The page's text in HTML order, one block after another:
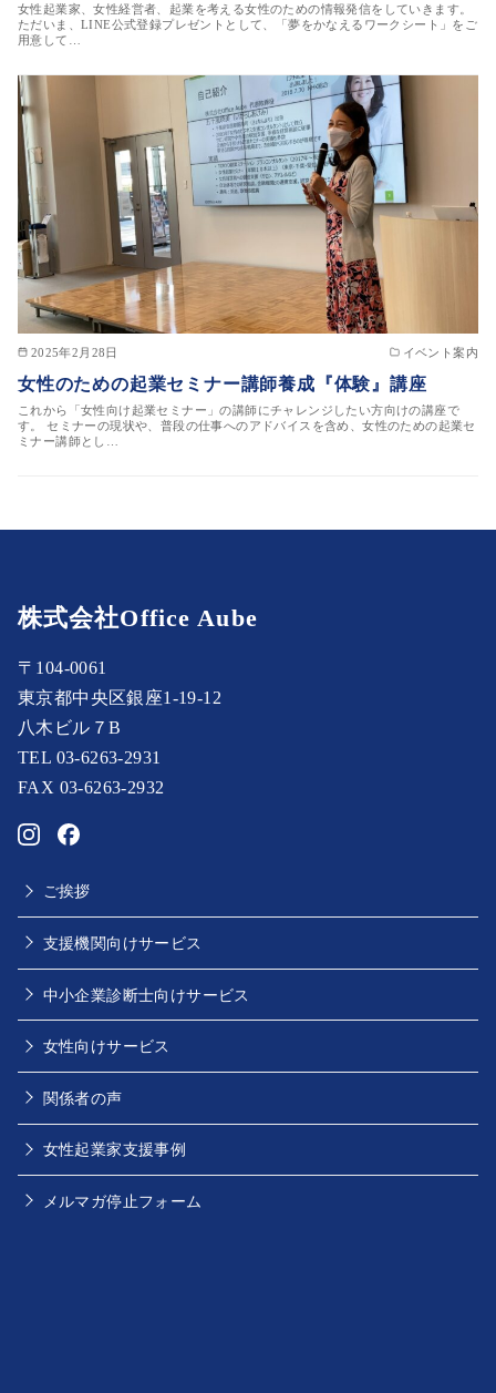
女性起業家、女性経営者、起業を考える女性のための情報発信をしていきます。
ただいま、LINE公式登録プレゼントとして、「夢をかなえるワークシート」をご
用意して…
2025年2月28日 イベント案内
女性のための起業セミナー講師養成『体験』講座
これから「女性向け起業セミナー」の講師にチャレンジしたい方向けの講座で
す。 セミナーの現状や、普段の仕事へのアドバイスを含め、女性のための起業セ
ミナー講師とし…
株式会社Office Aube
〒104-0061
東京都中央区銀座1-19-12
八木ビル７B
TEL 03-6263-2931
FAX 03-6263-2932
ご挨拶
支援機関向けサービス
中小企業診断士向けサービス
女性向けサービス
関係者の声
女性起業家支援事例
メルマガ停止フォーム